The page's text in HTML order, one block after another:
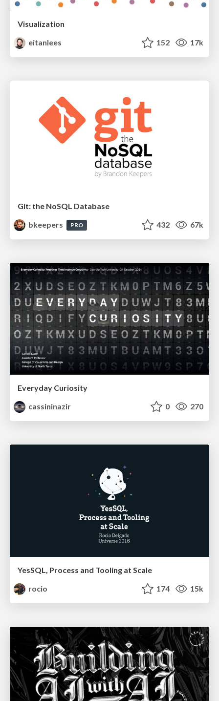
Visualization
eitanlees
152 17k
Git: the NoSQL Database
bkeepers
PRO 432 67k
Everyday Curiosity
cassininazir
0 270
YesSQL, Process and Tooling at Scale
rocio
174 15k